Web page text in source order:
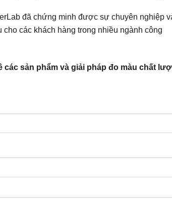
đã chứng minh được sự chuyên nghiệp
các khách hàng trong nhiều ngành công
các sản phẩm và giải pháp đo màu chất